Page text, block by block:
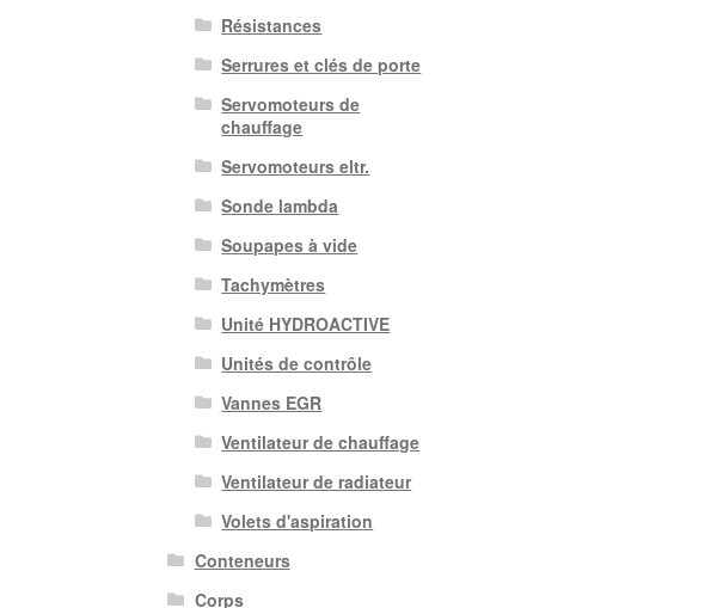
Résistances
Serrures et clés de porte
Servomoteurs de
chauffage
Servomoteurs eltr.
Sonde lambda
Soupapes à vide
Tachymètres
Unité HYDROACTIVE
Unités de contrôle
Vannes EGR
Ventilateur de chauffage
Ventilateur de radiateur
Volets d'aspiration
Conteneurs
Corps